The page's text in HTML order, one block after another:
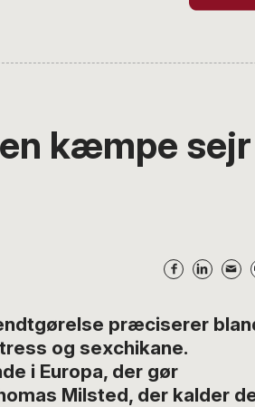
kæmpe sejr
præciserer
og sexchikane.
i Europa, der gør
Milsted, der kalder